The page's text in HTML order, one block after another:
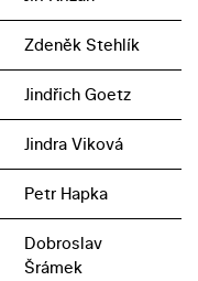
Zdeněk Stehlík
Jindřich Goetz
Jindra Viková
Petr Hapka
Dobroslav
Šrámek